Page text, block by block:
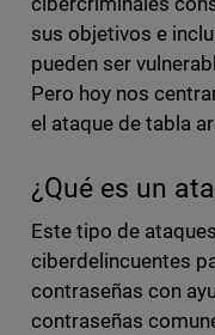
sus objetivos e
pueden ser
Pero hoy nos
el ataque de tabla
¿Qué es un
Este tipo de
ciberdelincuentes
contraseñas con
contraseñas